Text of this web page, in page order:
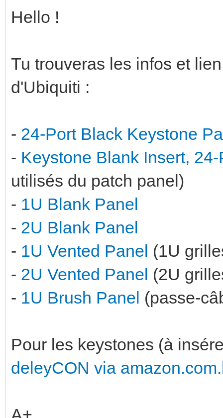
Hello !
Tu trouveras les infos et
d'Ubiquiti :
- 24-Port Black Keystone
- Keystone Blank Insert,
utilisés du patch panel)
- 1U Blank Panel
- 2U Blank Panel
- 1U Vented Panel (1U
- 2U Vented Panel (2U
- 1U Brush Panel (passe-
Pour les keystones (à
deleyCON via